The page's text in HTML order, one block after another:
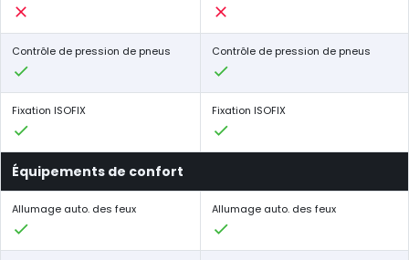
Contrôle de pression de pneus Contrôle de pression de pneus
Fixation ISOFIX Fixation ISOFIX
Équipements de confort
Allumage auto. des feux Allumage auto. des feux